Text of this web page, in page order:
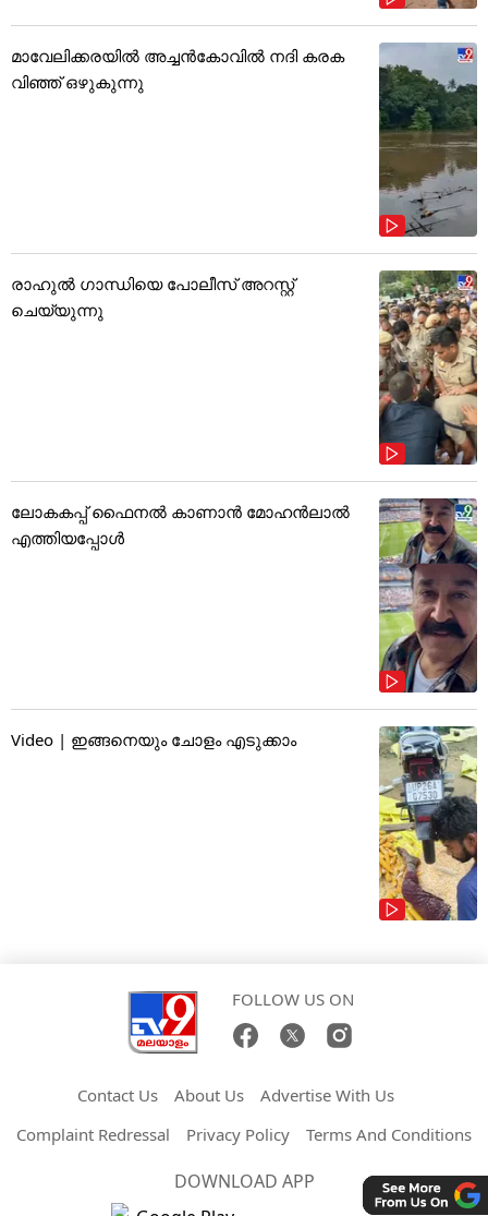
മാവേലിക്കരയിൽ അച്ചൻകോവിൽ നദി കരക
വിഞ്ഞ് ഒഴുകുന്നു
രാഹുൽ ഗാന്ധിയെ പോലീസ് അറസ്റ്റ്
ചെയ്യുന്നു
ലോകകപ്പ് ഫൈനൽ കാണാൻ മോഹൻലാൽ
എത്തിയപ്പോൾ
Video | ഇങ്ങനെയും ചോളം എടുക്കാം
FOLLOW US ON
Contact Us About Us
Advertise With Us
Complaint Redressal
Privacy Policy Terms And Conditions
DOWNLOAD APP